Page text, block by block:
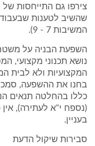
צירפו גם התייחסות
המשיבות 7 - 9).
השפעת הבניה על
נושא תכנוני מקצועי,
המקצועיות ולא לבית
בחנו את ההשפעה,
כללו בהחלטה תנאים
(נספח י"א לעתירה),
בעניין.
סבירות שיקול הדעת